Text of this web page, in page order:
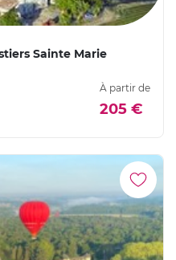
Sainte Marie
À partir de
205 €